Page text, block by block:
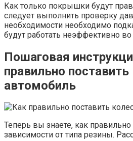
Как только покрышки будут
следует выполнить проверку
необходимости необходимо
будут работать неэффективно
Пошаговая
правильно поставить
автомобиль
Теперь вы знаете, как правильно
зависимости от типа резины.